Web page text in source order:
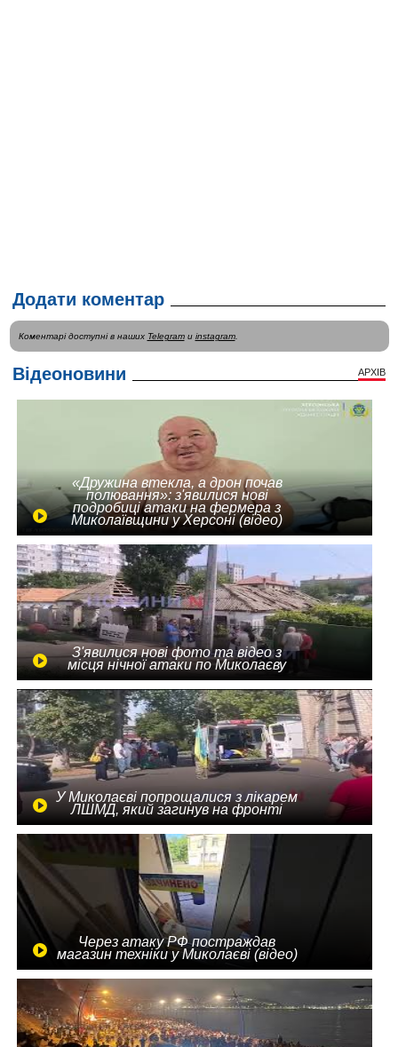
Додати коментар
Коментарі доступні в наших Telegramи instagram.
Відеоновини АРХІВ
«Дружина втекла, а дрон почав
полювання»: з'явилися нові
подробиці атаки на фермера з
Миколаївщини у Херсоні (відео)
З'явилися нові фото та відео з
місця нічної атаки по Миколаєву
У Миколаєві попрощалися з лікарем
ЛШМД, який загинув на фронті
Через атаку РФ постраждав
магазин техніки у Миколаєві (відео)